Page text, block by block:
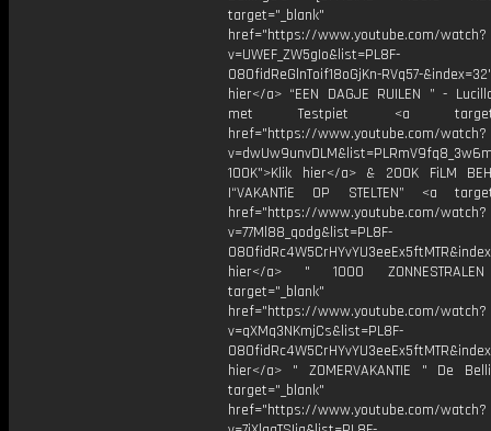
target="_blank"
href="https://www.youtube.com/watch?
v=UWEF_ZW5gIo&list=PL8F-
O8OfidReGlnToif18oGjKn-RVq57-
hier</a> “EEN DAGJE RUILEN ” -
met Testpiet <a
href="https://www.youtube.com/watch?
100K">Klik hier</a> & 200K FiLM
|“VAKANTiE OP STELTEN” <a
href="https://www.youtube.com/watch?
v=77Ml88_qodg&list=PL8F-
hier</a> " 1000
target="_blank"
href="https://www.youtube.com/watch?
v=qXMq3NKmjCs&list=PL8F-
hier</a> " ZOMERVAKANTIE " De
target="_blank"
href="https://www.youtube.com/watch?